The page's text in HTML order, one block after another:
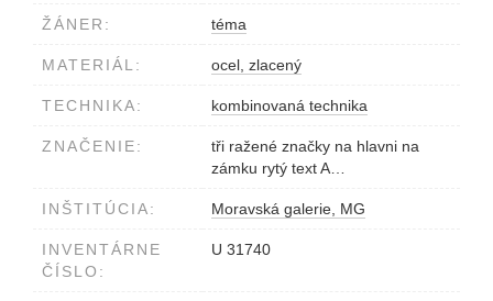
ŽÁNER: téma
MATERIÁL: ocel, zlacený
TECHNIKA: kombinovaná technika
ZNAČENIE:
tři ražené značky na hlavni na
zámku rytý text A…
INŠTITÚCIA: Moravská galerie, MG
INVENTÁRNE
ČÍSLO:
U 31740